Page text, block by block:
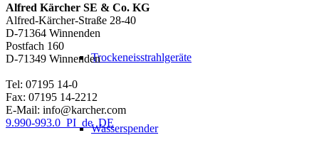
Trockeneisstrahlgeräte
Wasserspender
Alfred Kärcher SE & Co. KG
Alfred-Kärcher-Straße 28-40
D-71364 Winnenden
Postfach 160
D-71349 Winnenden
Tel: 07195 14-0
Fax: 07195 14-2212
E-Mail: info@karcher.com
9.990-993.0_PI_de_DE